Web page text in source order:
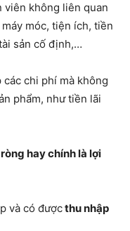
viên không liên quan
móc, tiện ích, tiền
sản cố định,…
chi phí mà không
phẩm, như tiền lãi
hay chính là lợi
và có đượcthu nhập